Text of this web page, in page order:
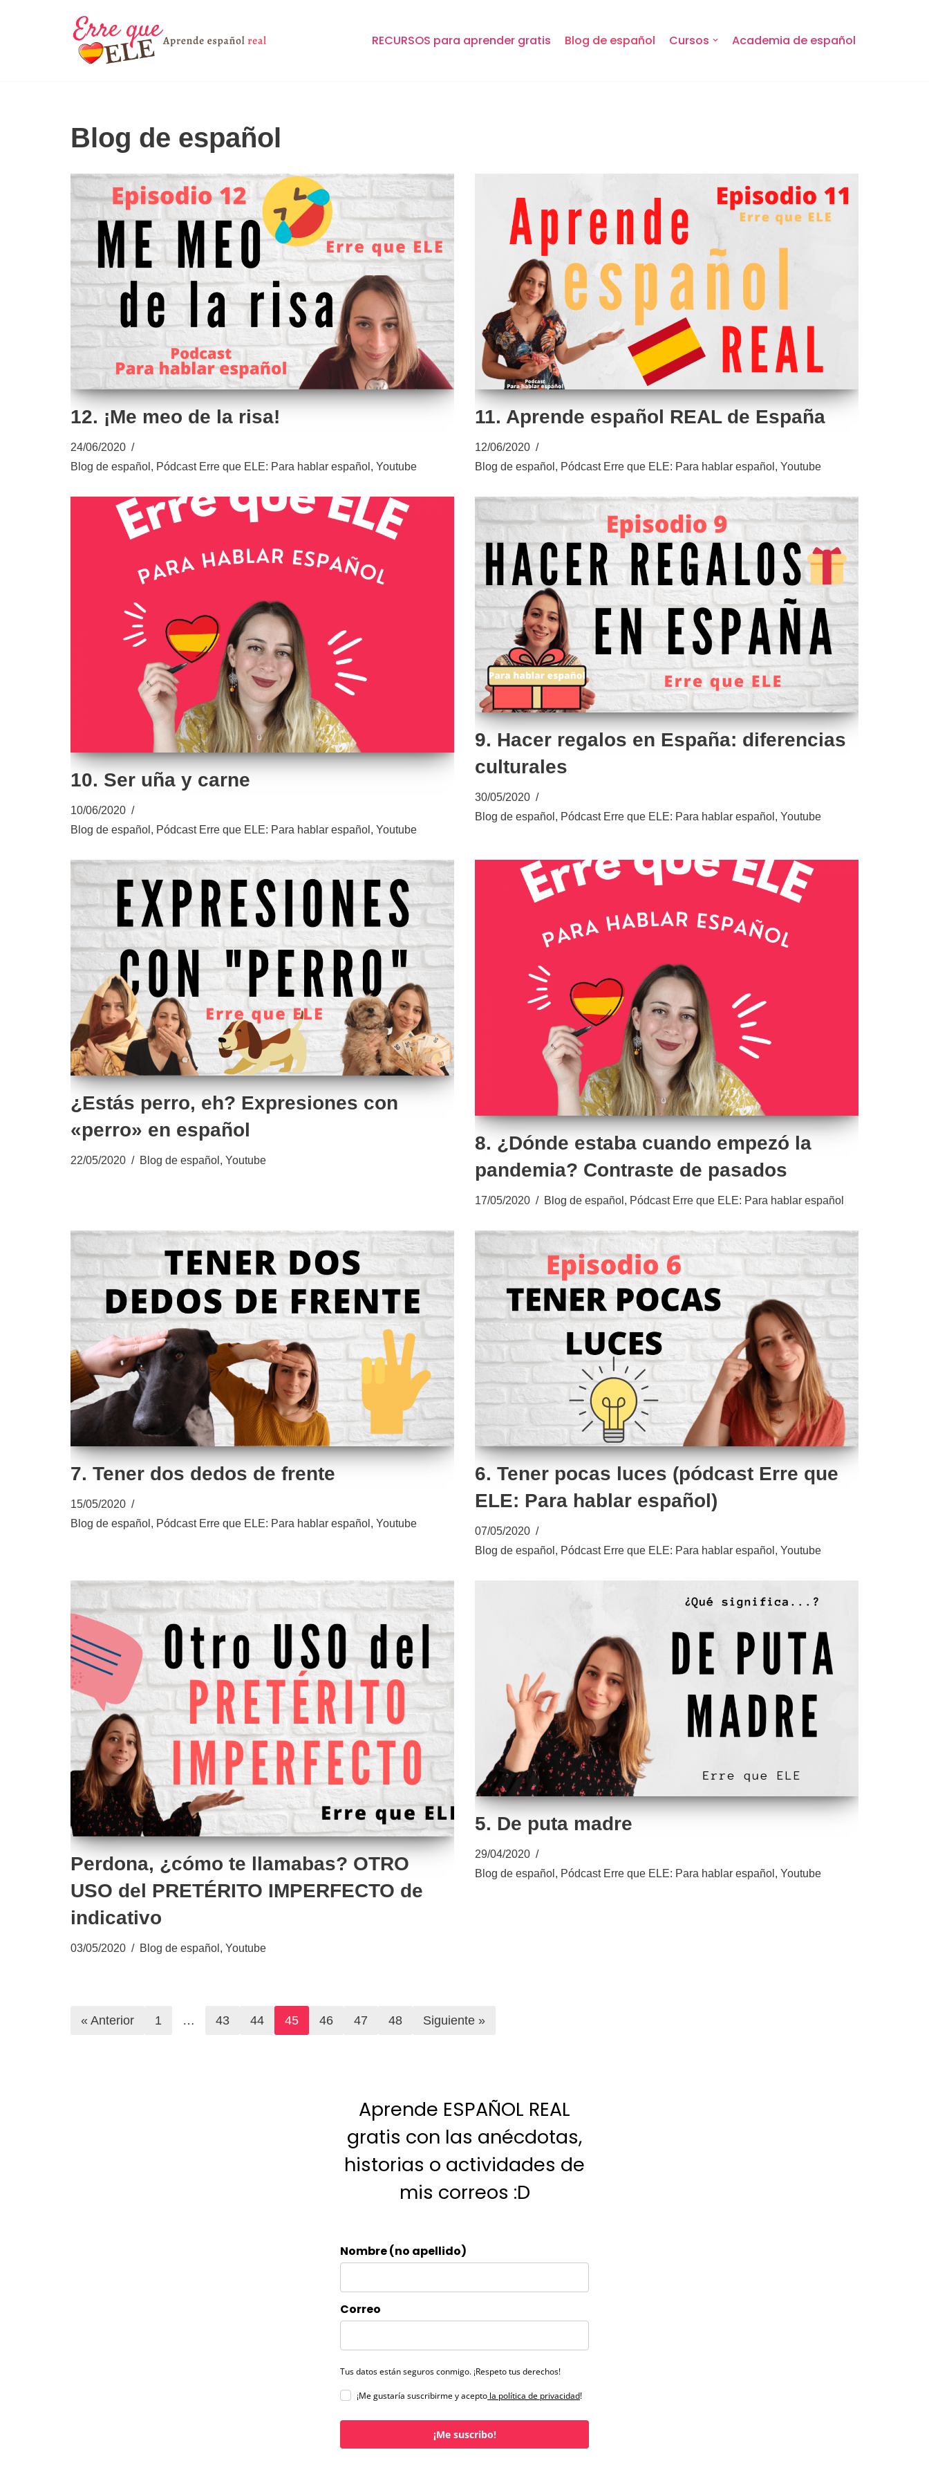
RECURSOS para aprender gratis Blog de español Cursos Academia de español
Blog de español
12. ¡Me meo de la risa!
24/06/2020
Blog de español, Pódcast Erre que ELE: Para hablar español, Youtube
11. Aprende español REAL de España
12/06/2020
Blog de español, Pódcast Erre que ELE: Para hablar español, Youtube
10. Ser uña y carne
10/06/2020
Blog de español, Pódcast Erre que ELE: Para hablar español, Youtube
9. Hacer regalos en España: diferencias
culturales
30/05/2020
Blog de español, Pódcast Erre que ELE: Para hablar español, Youtube
¿Estás perro, eh? Expresiones con
«perro» en español
22/05/2020 Blog de español, Youtube
8. ¿Dónde estaba cuando empezó la
pandemia? Contraste de pasados
17/05/2020 Blog de español, Pódcast Erre que ELE: Para hablar español
7. Tener dos dedos de frente
15/05/2020
Blog de español, Pódcast Erre que ELE: Para hablar español, Youtube
6. Tener pocas luces (pódcast Erre que
ELE: Para hablar español)
07/05/2020
Blog de español, Pódcast Erre que ELE: Para hablar español, Youtube
Perdona, ¿cómo te llamabas? OTRO
USO del PRETÉRITO IMPERFECTO de
indicativo
03/05/2020 Blog de español, Youtube
5. De puta madre
29/04/2020
Blog de español, Pódcast Erre que ELE: Para hablar español, Youtube
« Anterior 1 … 43 44 45 46 47 48 Siguiente »
Aprende ESPAÑOL REAL
gratis con las anécdotas,
historias o actividades de
mis correos :D
Nombre (no apellido)
Correo
Tus datos están seguros conmigo. ¡Respeto tus derechos!
¡Me gustaría suscribirme y acepto la política de privacidad!
¡Me suscribo!